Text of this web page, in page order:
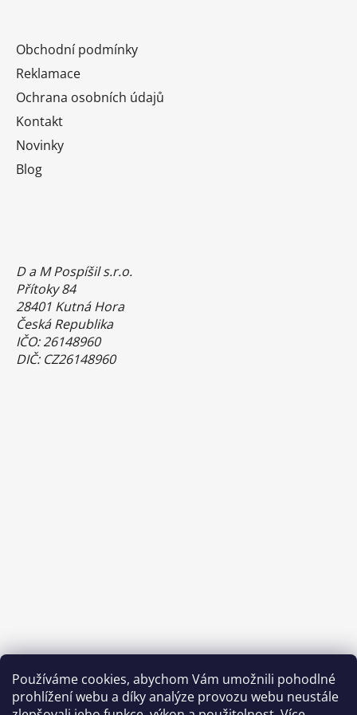
Používáme cookies, abychom Vám umožnili pohodlné
prohlížení webu a díky analýze provozu webu neustále
Obchodní podmínky
Reklamace
Ochrana osobních údajů
Kontakt
Novinky
Blog
D a M Pospíšil s.r.o.
Přítoky 84
28401 Kutná Hora
Česká Republika
IČO: 26148960
DIČ: CZ26148960